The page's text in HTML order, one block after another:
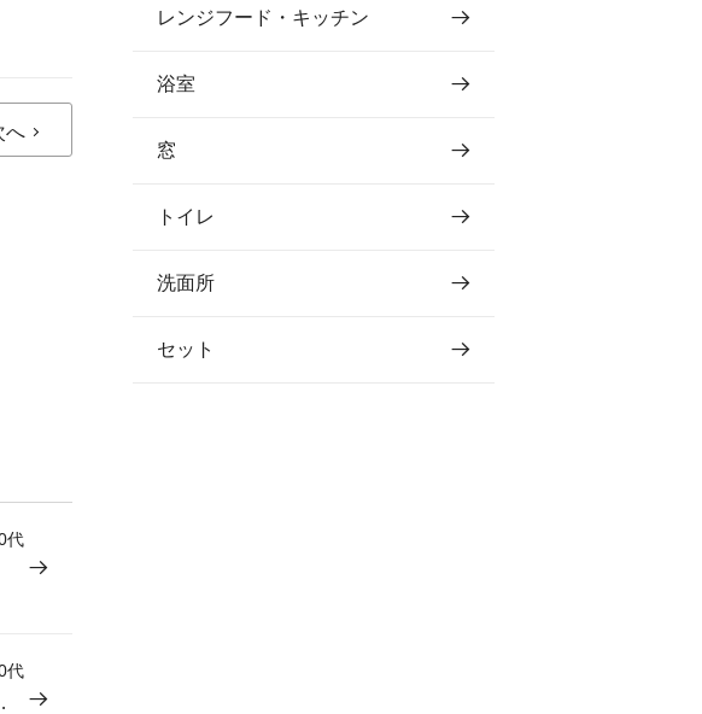
へ
レンジフード・キッチン
浴室
窓
トイレ
洗面所
セット
代
代
ださいました。